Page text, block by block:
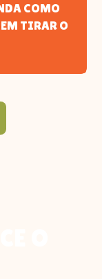
COMO
TIRAR O